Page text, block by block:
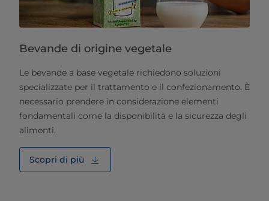
Bevande di origine vegetale
Le bevande a base vegetale richiedono soluzioni
specializzate per il trattamento e il confezionamento. È
necessario prendere in considerazione elementi
fondamentali come la disponibilità e la sicurezza degli
alimenti.
Scopri di più